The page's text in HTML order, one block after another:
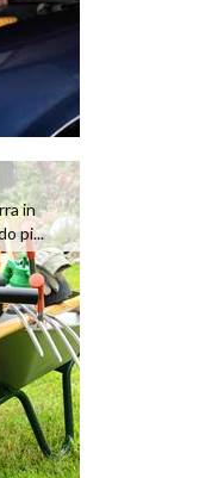
in
pi...